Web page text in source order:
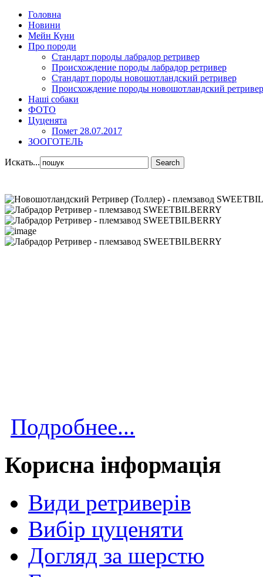
Головна
Новини
Мейн Куни
Про породи
Стандарт породы лабрадор ретривер
Происхождение породы лабрадор ретривер
Стандарт породы новошотландский ретривер
Происхождение породы новошотландский ретривер
Наші собаки
ФОТО
Цуценята
Помет 28.07.2017
ЗООГОТЕЛЬ
Искать...
Подробнее...
Корисна інформація
Види ретриверів
Вибір цуценяти
Догляд за шерстю